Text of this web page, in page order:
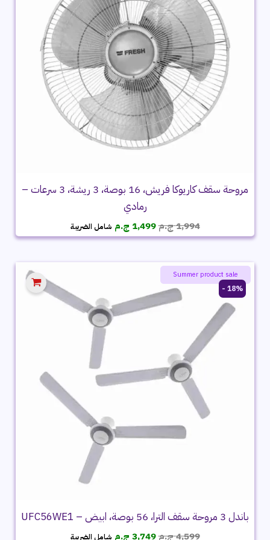
مروحة سقف كاريوكا فريش، 16 بوصة، 3 ريشة، 3 سرعات –
رمادي
1,994ج.مالسعر
الأصلي
1,994 ج.م.
1,499 ج.م السعر
الحالي
1,499 ج.م.
شامل الضريبة
18% -
باندل 3 مروحة سقف الترا، 56 بوصة، ابيض – UFC56WE1
4,599ج.مالسعر
3,749 ج.م السعر
شامل الضريبة
ayatie 🌻 offers
Summer product sale